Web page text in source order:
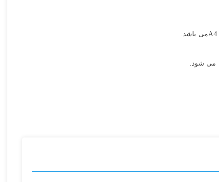
می شود.